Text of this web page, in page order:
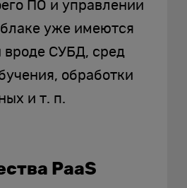
ПО и управлении
уже имеются
вроде СУБД, сред
обработки
и т. п.
PaaS